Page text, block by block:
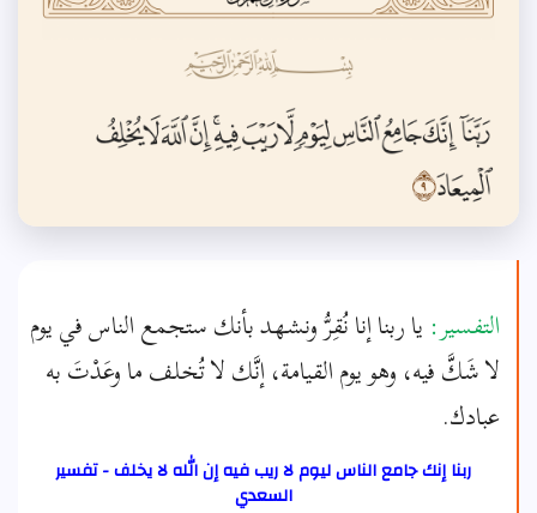
التفسير: يا ربنا إنا نُقِرُّ ونشهد بأنك ستجمع الناس في يوم
لا شَكَّ فيه، وهو يوم القيامة، إنَّك لا تُخلف ما وعَدْتَ به
عبادك.
ربنا إنك جامع الناس ليوم لا ريب فيه إن الله لا يخلف - تفسير
السعدي